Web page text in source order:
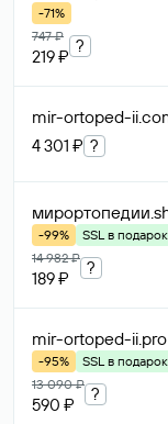
-71%
747 ₽
219 ₽
?
mir-ortoped-ii
4 301 ₽ ?
мирортопедии
-99%
SSL в подарок
14 982 ₽
189 ₽
?
mir-ortoped-ii.pro
-95%
SSL в подарок
13 090 ₽
590 ₽
?